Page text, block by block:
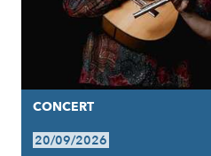
CONCERT
20/09/2026